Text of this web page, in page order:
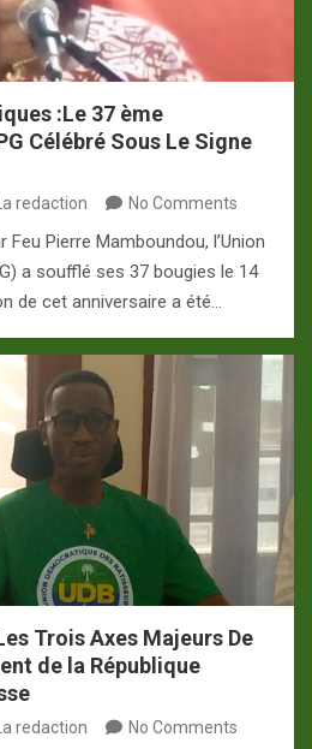
:Le 37 ème
Célébré Sous Le Signe
redaction No Comments
Feu Pierre Mamboundou, l’Union
a soufflé ses 37 bougies le 14
de cet anniversaire a été…
Trois Axes Majeurs De
de la République
redaction No Comments